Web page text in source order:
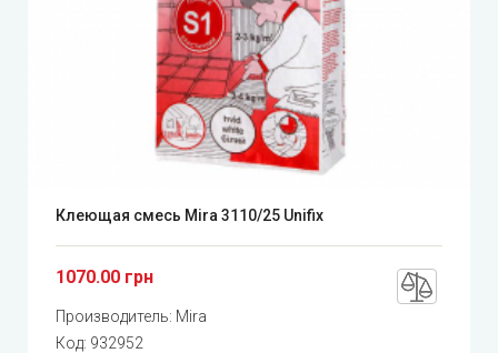
Клеющая смесь Mira 3110/25 Unifix
1070.00 грн
Производитель: Mira
Код: 932952